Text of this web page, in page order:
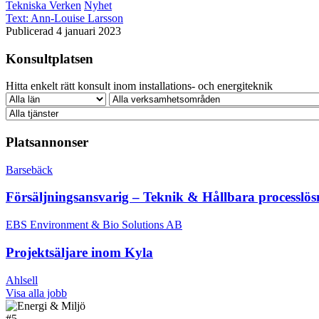
Tekniska Verken Nyhet
Text: Ann-Louise Larsson
Publicerad 4 januari 2023
Konsultplatsen
Hitta enkelt rätt konsult inom installations- och energiteknik
Platsannonser
Barsebäck
Försäljningsansvarig – Teknik & Hållbara
EBS Environment & Bio Solutions AB
Projektsäljare inom Kyla
Ahlsell
Visa alla jobb